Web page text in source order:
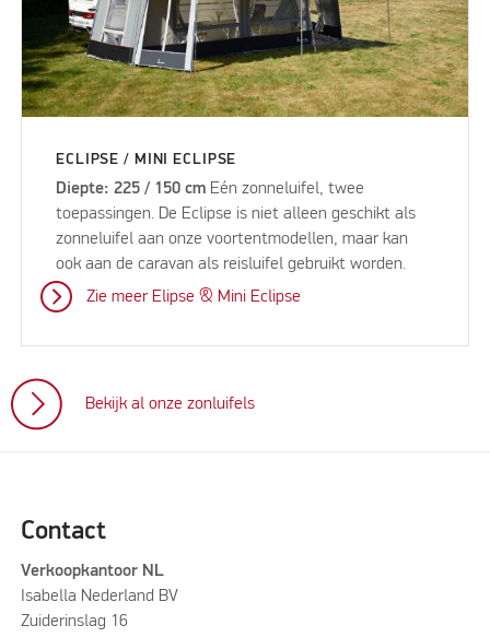
ECLIPSE / MINI ECLIPSE
Diepte: 225 / 150 cm Eén zonneluifel, twee
toepassingen. De Eclipse is niet alleen geschikt als
zonneluifel aan onze voortentmodellen, maar kan
ook aan de caravan als reisluifel gebruikt worden.
Zie meer Elipse & Mini Eclipse
Bekijk al onze zonluifels
Contact
Verkoopkantoor NL
Isabella Nederland BV
Zuiderinslag 16